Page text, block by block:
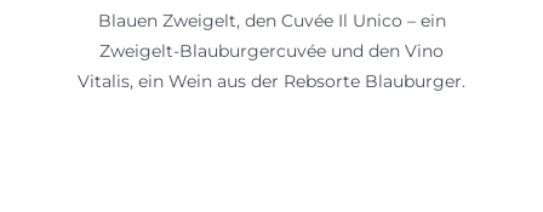
Blauen Zweigelt, den Cuvée Il Unico – ein
Zweigelt-Blauburgercuvée und den Vino
Vitalis, ein Wein aus der Rebsorte Blauburger.